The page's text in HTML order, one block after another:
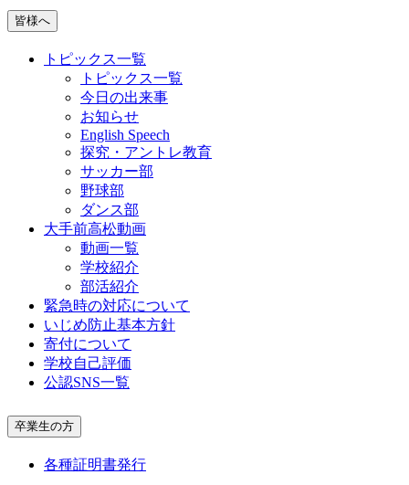
皆様へ
トピックス一覧
トピックス一覧
今日の出来事
お知らせ
English Speech
探究・アントレ教育
サッカー部
野球部
ダンス部
大手前高松動画
動画一覧
学校紹介
部活紹介
緊急時の対応について
いじめ防止基本方針
寄付について
学校自己評価
公認SNS一覧
卒業生の方
各種証明書発行